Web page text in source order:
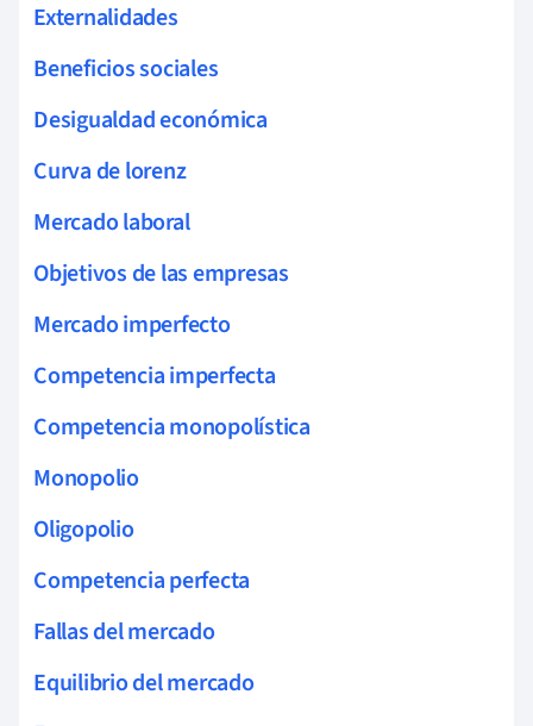
Externalidades
Beneficios sociales
Desigualdad económica
Curva de lorenz
Mercado laboral
Objetivos de las empresas
Mercado imperfecto
Competencia imperfecta
Competencia monopolística
Monopolio
Oligopolio
Competencia perfecta
Fallas del mercado
Equilibrio del mercado